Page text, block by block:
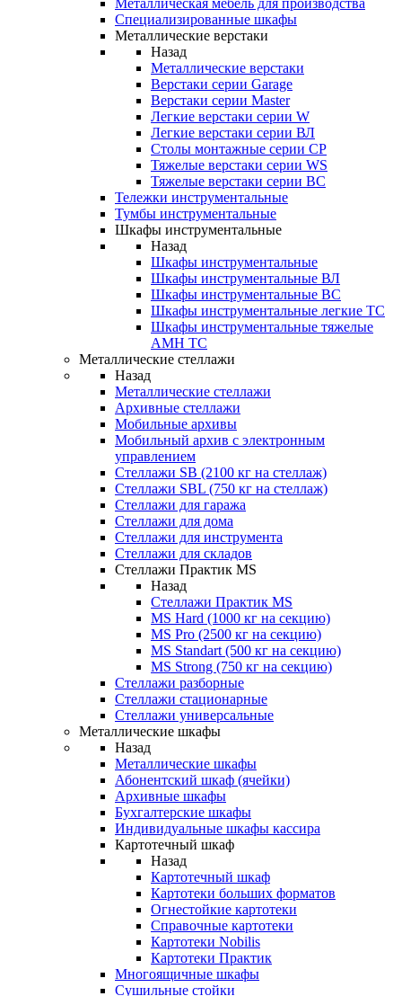
Металлическая мебель для производства
Cпециализированные шкафы
Металлические верстаки
Назад
Металлические верстаки
Верстаки серии Garage
Верстаки серии Master
Легкие верстаки серии W
Легкие верстаки серии ВЛ
Столы монтажные серии СР
Тяжелые верстаки серии WS
Тяжелые верстаки серии ВС
Тележки инструментальные
Тумбы инструментальные
Шкафы инструментальные
Назад
Шкафы инструментальные
Шкафы инструментальные ВЛ
Шкафы инструментальные ВС
Шкафы инструментальные легкие ТС
Шкафы инструментальные тяжелые
AMH TC
Металлические стеллажи
Назад
Металлические стеллажи
Архивные стеллажи
Мобильные архивы
Мобильный архив с электронным
управлением
Стеллажи SB (2100 кг на стеллаж)
Стеллажи SBL (750 кг на стеллаж)
Стеллажи для гаража
Стеллажи для дома
Стеллажи для инструмента
Стеллажи для складов
Стеллажи Практик MS
Назад
Стеллажи Практик MS
MS Hard (1000 кг на секцию)
MS Pro (2500 кг на секцию)
MS Standart (500 кг на секцию)
MS Strong (750 кг на секцию)
Стеллажи разборные
Стеллажи стационарные
Стеллажи универсальные
Металлические шкафы
Назад
Металлические шкафы
Абонентский шкаф (ячейки)
Архивные шкафы
Бухгалтерские шкафы
Индивидуальные шкафы кассира
Картотечный шкаф
Назад
Картотечный шкаф
Картотеки больших форматов
Огнестойкие картотеки
Справочные картотеки
Картотеки Nobilis
Картотеки Практик
Многоящичные шкафы
Сушильные стойки